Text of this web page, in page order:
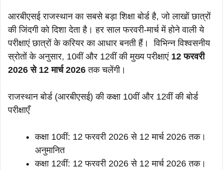
आरबीएसई राजस्थान का सबसे बड़ा शिक्षा बोर्ड है, जो लाखों छात्रों
की जिंदगी को दिशा देता है। हर साल फरवरी-मार्च में होने वाली ये
परीक्षाएं छात्रों के करियर का आधार बनती हैं। विभिन्न विश्वसनीय
स्रोतों के अनुसार, 10वीं और 12वीं की मुख्य परीक्षाएं 12 फरवरी
2026 से 12 मार्च 2026 तक चलेंगी।
राजस्थान बोर्ड (आरबीएसई) की कक्षा 10वीं और 12वीं की बोर्ड
परीक्षाएँ
कक्षा 10वीं: 12 फरवरी 2026 से 12 मार्च 2026 तक।
अनुमानित
कक्षा 12वीं: 12 फरवरी 2026 से 12 मार्च 2026 तक।